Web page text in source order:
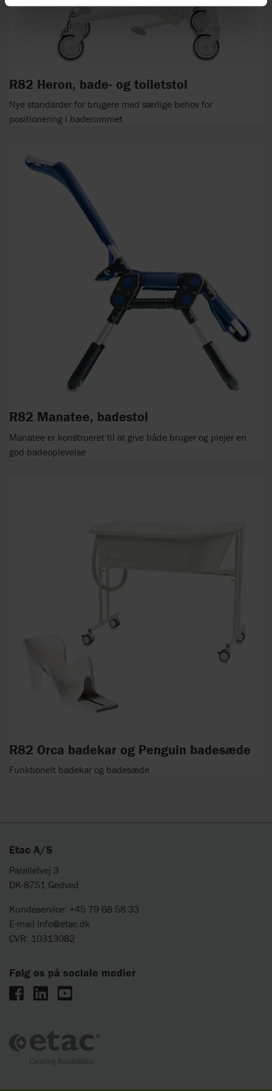
R82 Heron, bade- og toiletstol
Nye standarder for brugere med særlige behov for
positionering i baderummet
R82 Manatee, badestol
Manatee er konstrueret til at give både bruger og plejer en
god badeoplevelse
R82 Orca badekar og Penguin badesæde
Funktionelt badekar og badesæde
Etac A/S
Parallelvej 3
DK-8751 Gedved
Kundeservice: +45 79 68 58 33
E-mail info@etac.dk
CVR: 10313082
Følg os på sociale medier